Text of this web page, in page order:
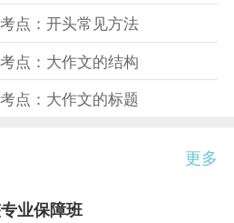
点：开头常见方法
点：大作文的结构
点：大作文的标题
更多
业保障班